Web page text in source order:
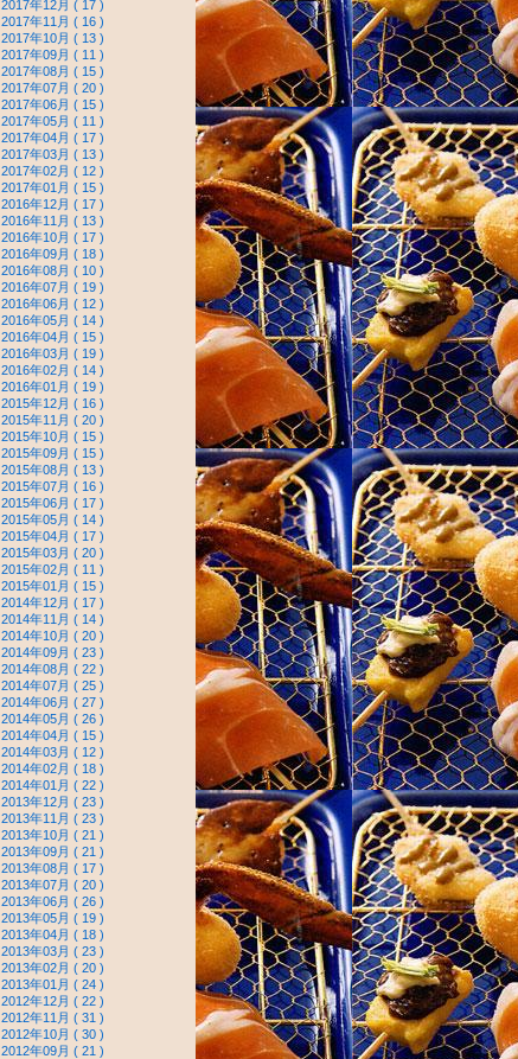
2017年12月 ( 17 )
2017年11月 ( 16 )
2017年10月 ( 13 )
2017年09月 ( 11 )
2017年08月 ( 15 )
2017年07月 ( 20 )
2017年06月 ( 15 )
2017年05月 ( 11 )
2017年04月 ( 17 )
2017年03月 ( 13 )
2017年02月 ( 12 )
2017年01月 ( 15 )
2016年12月 ( 17 )
2016年11月 ( 13 )
2016年10月 ( 17 )
2016年09月 ( 18 )
2016年08月 ( 10 )
2016年07月 ( 19 )
2016年06月 ( 12 )
2016年05月 ( 14 )
2016年04月 ( 15 )
2016年03月 ( 19 )
2016年02月 ( 14 )
2016年01月 ( 19 )
2015年12月 ( 16 )
2015年11月 ( 20 )
2015年10月 ( 15 )
2015年09月 ( 15 )
2015年08月 ( 13 )
2015年07月 ( 16 )
2015年06月 ( 17 )
2015年05月 ( 14 )
2015年04月 ( 17 )
2015年03月 ( 20 )
2015年02月 ( 11 )
2015年01月 ( 15 )
2014年12月 ( 17 )
2014年11月 ( 14 )
2014年10月 ( 20 )
2014年09月 ( 23 )
2014年08月 ( 22 )
2014年07月 ( 25 )
2014年06月 ( 27 )
2014年05月 ( 26 )
2014年04月 ( 15 )
2014年03月 ( 12 )
2014年02月 ( 18 )
2014年01月 ( 22 )
2013年12月 ( 23 )
2013年11月 ( 23 )
2013年10月 ( 21 )
2013年09月 ( 21 )
2013年08月 ( 17 )
2013年07月 ( 20 )
2013年06月 ( 26 )
2013年05月 ( 19 )
2013年04月 ( 18 )
2013年03月 ( 23 )
2013年02月 ( 20 )
2013年01月 ( 24 )
2012年12月 ( 22 )
2012年11月 ( 31 )
2012年10月 ( 30 )
2012年09月 ( 21 )